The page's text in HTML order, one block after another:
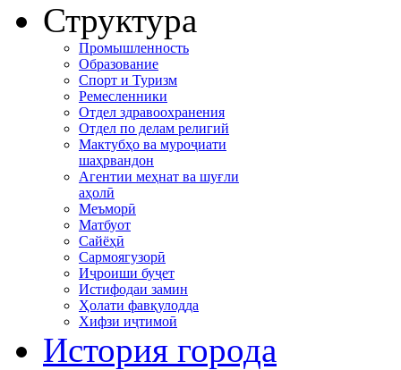
Структура
Промышленность
Образование
Спорт и Туризм
Ремесленники
Отдел здравоохранения
Отдел по делам религий
Мактубҳо ва муроҷиати
шаҳрвандон
Агентии меҳнат ва шуғли
аҳолӣ
Меъморӣ
Матбуот
Сайёҳӣ
Сармоягузорӣ
Иҷроиши буҷет
Истифодаи замин
Ҳолати фавқулодда
Хифзи иҷтимоӣ
История города